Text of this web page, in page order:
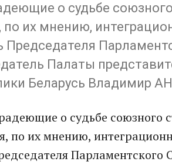
о судьбе
по их мнению,
Палаты
Беларусь Владимир
о судьбе союзного
по их мнению,
Парламентского